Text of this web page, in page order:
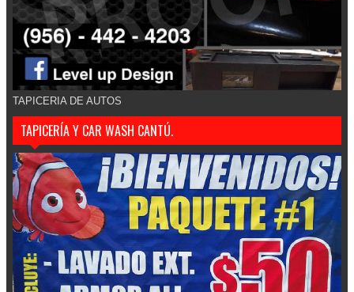
TAPICERIA DE AUTOS
TAPICERÍA Y CAR WASH CANTÚ.